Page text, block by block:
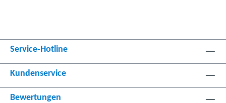
Service-Hotline
Kundenservice
Bewertungen